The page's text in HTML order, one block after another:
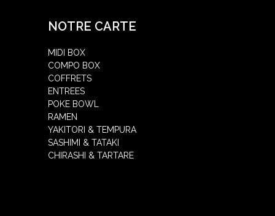
NOTRE CARTE
MIDI BOX
COMPO BOX
COFFRETS
ENTREES
POKE BOWL
RAMEN
YAKITORI & TEMPURA
SASHIMI & TATAKI
CHIRASHI & TARTARE